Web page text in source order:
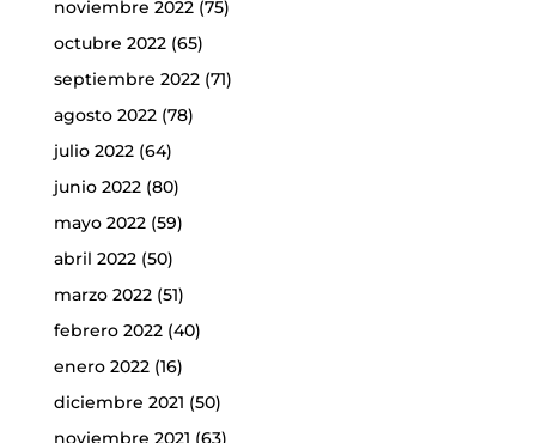
noviembre 2022(75)
octubre 2022(65)
septiembre 2022(71)
agosto 2022(78)
julio 2022(64)
junio 2022(80)
mayo 2022(59)
abril 2022(50)
marzo 2022(51)
febrero 2022(40)
enero 2022(16)
diciembre 2021 (50)
noviembre 2021 (63)